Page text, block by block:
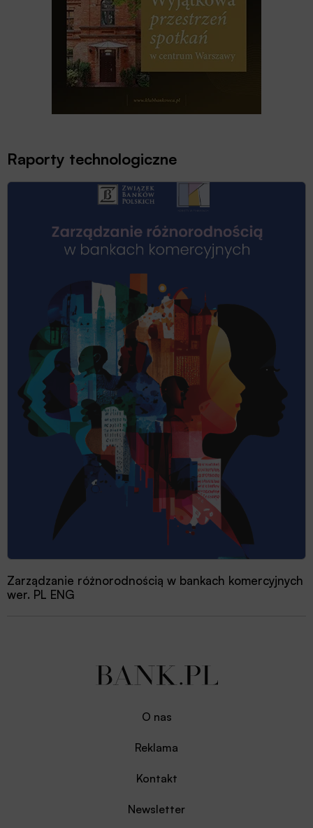
Raporty technologiczne
Zarządzanie różnorodnością w bankach komercyjnych
wer. PL ENG
O nas
Reklama
Kontakt
Newsletter